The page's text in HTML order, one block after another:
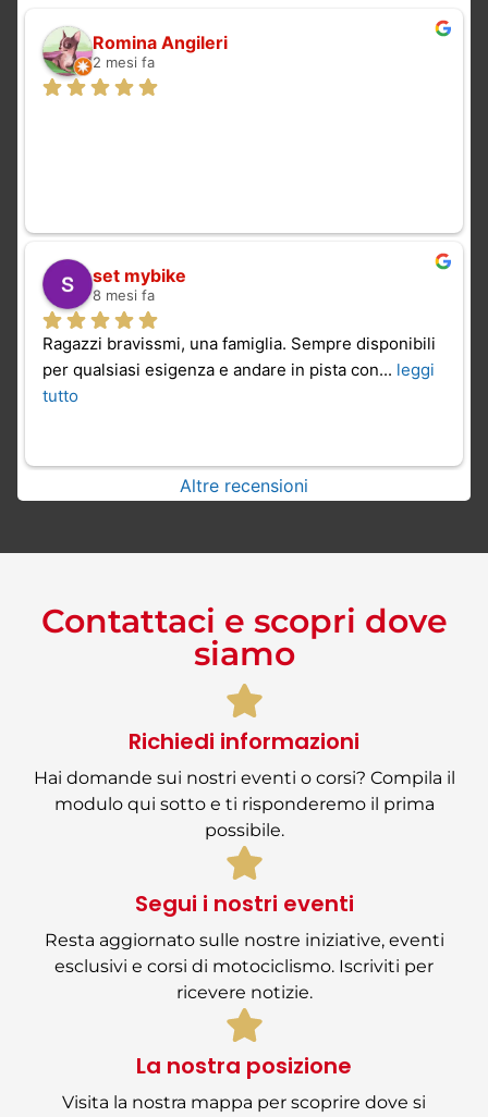
Romina Angileri
2 mesi fa
set mybike
8 mesi fa
Ragazzi bravissmi, una famiglia. Sempre disponibili
per qualsiasi esigenza e andare in pista con... leggi
tutto
Altre recensioni
Contattaci e scopri dove
siamo
Richiedi informazioni
Hai domande sui nostri eventi o corsi? Compila il
modulo qui sotto e ti risponderemo il prima
possibile.
Segui i nostri eventi
Resta aggiornato sulle nostre iniziative, eventi
esclusivi e corsi di motociclismo. Iscriviti per
ricevere notizie.
La nostra posizione
Visita la nostra mappa per scoprire dove si